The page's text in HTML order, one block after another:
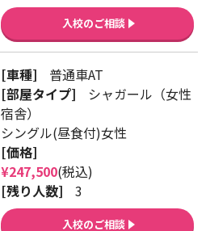
入校のご相談
[車種]
普通車AT
[部屋タイプ]
シャガール（女性
宿舎）
シングル(昼食付)女性
[価格]
¥247,500(税込)
[残り人数]
3
入校のご相談